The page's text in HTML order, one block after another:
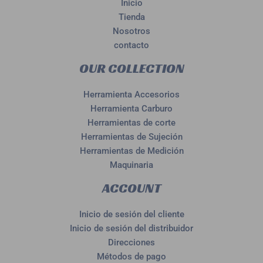
Inicio
Tienda
Nosotros
contacto
OUR COLLECTION
Herramienta Accesorios
Herramienta Carburo
Herramientas de corte
Herramientas de Sujeción
Herramientas de Medición
Maquinaria
ACCOUNT
Inicio de sesión del cliente
Inicio de sesión del distribuidor
Direcciones
Métodos de pago